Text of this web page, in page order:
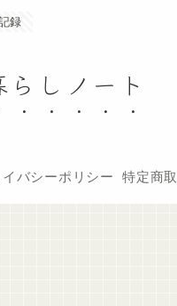
録
しノート
バシーポリシー